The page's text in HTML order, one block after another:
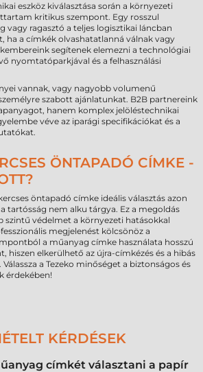
eszköz kiválasztása során a környezeti
kritikus szempont. Egy rosszul
vagy ragasztó a teljes logisztikai láncban
ha a címkék olvashatatlanná válnak vagy
segítenek elemezni a technológiai
nyomtatóparkjával és a felhasználási
vannak, vagy nagyobb volumenű
szabott ajánlatunkat. B2B partnereink
hanem komplex jelöléstechnikai
véve az iparági specifikációkat és a
ÖNTAPADÓ CÍMKE -
öntapadó címke ideális választás azon
tartósság nem alku tárgya. Ez a megoldás
szintű védelmet a környezeti hatásokkal
megjelenést kölcsönöz a
a műanyag címke használata hosszú
hiszen elkerülhető az újra-címkézés és a hibás
a Tezeko minőséget a biztonságos és
érdekében!
KÉRDÉSEK
címkét választani a papír